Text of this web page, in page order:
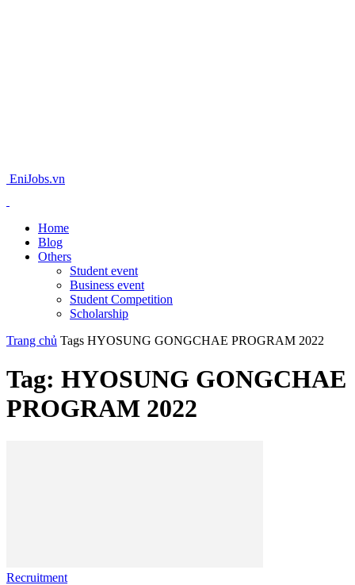
EniJobs.vn
Home
Blog
Others
Student event
Business event
Student Competition
Scholarship
Trang chủ Tags HYOSUNG GONGCHAE PROGRAM 2022
Tag: HYOSUNG GONGCHAE
PROGRAM 2022
Recruitment